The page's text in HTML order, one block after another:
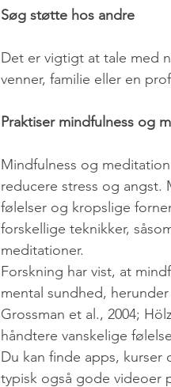
Søg støtte hos andre
Det er vigtigt at tale med
venner, familie eller en
Praktiser mindfulness og
Mindfulness og
reducere stress og
følelser og kropslige
forskellige teknikker,
meditationer.
Forskning har vist, at
mental sundhed,
Grossman et al., 2004;
håndtere vanskelige
Du kan finde apps,
typisk også gode videoer